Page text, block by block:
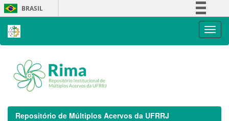
Skip
navigation
BRASIL
Repositório de Múltiplos Acervos da UFRRJ